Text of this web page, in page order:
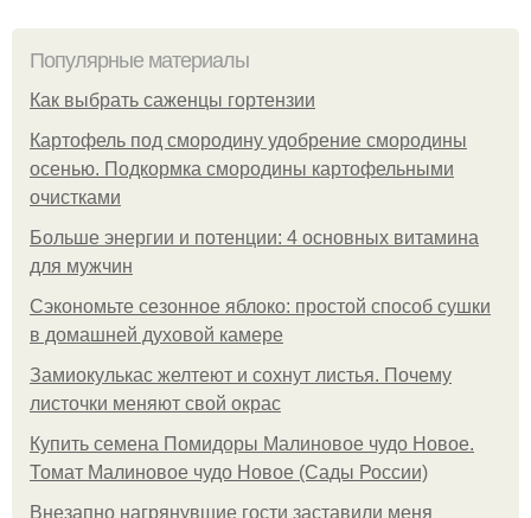
Популярные материалы
Как выбрать саженцы гортензии
Картофель под смородину удобрение смородины
осенью. Подкормка смородины картофельными
очистками
Больше энергии и потенции: 4 основных витамина
для мужчин
Сэкономьте сезонное яблоко: простой способ сушки
в домашней духовой камере
Замиокулькас желтеют и сохнут листья. Почему
листочки меняют свой окрас
Купить семена Помидоры Малиновое чудо Новое.
Томат Малиновое чудо Новое (Сады России)
Внезапно нагрянувшие гости заставили меня